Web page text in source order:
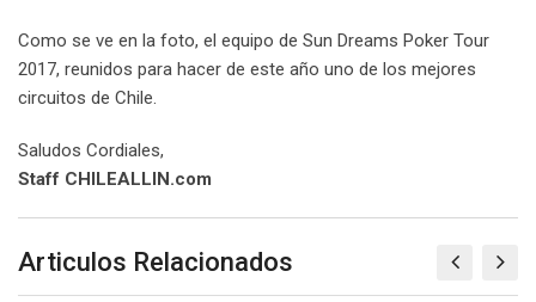
Como se ve en la foto, el equipo de Sun Dreams Poker Tour
2017, reunidos para hacer de este año uno de los mejores
circuitos de Chile.
Saludos Cordiales,
Staff CHILEALLIN.com
Articulos Relacionados